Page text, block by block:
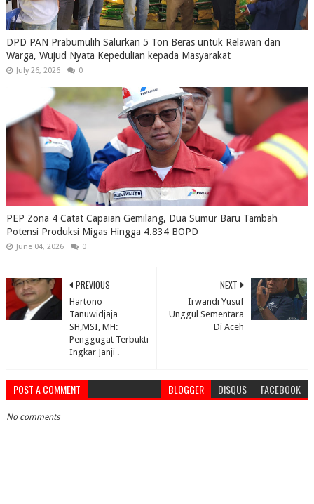
DPD PAN Prabumulih Salurkan 5 Ton Beras untuk Relawan dan
Warga, Wujud Nyata Kepedulian kepada Masyarakat
July 26, 2026 0
PEP Zona 4 Catat Capaian Gemilang, Dua Sumur Baru Tambah
Potensi Produksi Migas Hingga 4.834 BOPD
June 04, 2026 0
NEXT
Irwandi Yusuf
Unggul Sementara
Di Aceh
PREVIOUS
Hartono
Tanuwidjaja
SH,MSI, MH:
Penggugat Terbukti
Ingkar Janji .
POST A COMMENT BLOGGER DISQUS FACEBOOK
No comments